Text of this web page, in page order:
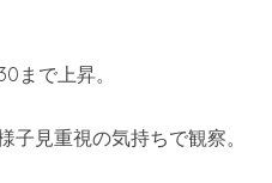
まで上昇。
子見重視の気持ちで観察。